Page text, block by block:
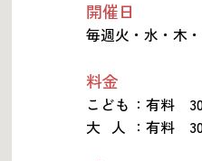
開催日
毎週火・水・木
料金
こども ：有料
大 人 ：有料